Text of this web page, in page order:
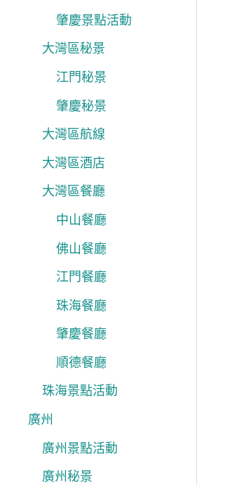
肇慶景點活動
大灣區秘景
江門秘景
肇慶秘景
大灣區航線
大灣區酒店
大灣區餐廳
中山餐廳
佛山餐廳
江門餐廳
珠海餐廳
肇慶餐廳
順德餐廳
珠海景點活動
廣州
廣州景點活動
廣州秘景